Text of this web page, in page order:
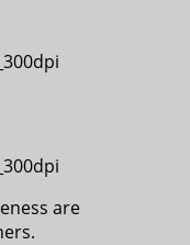
are